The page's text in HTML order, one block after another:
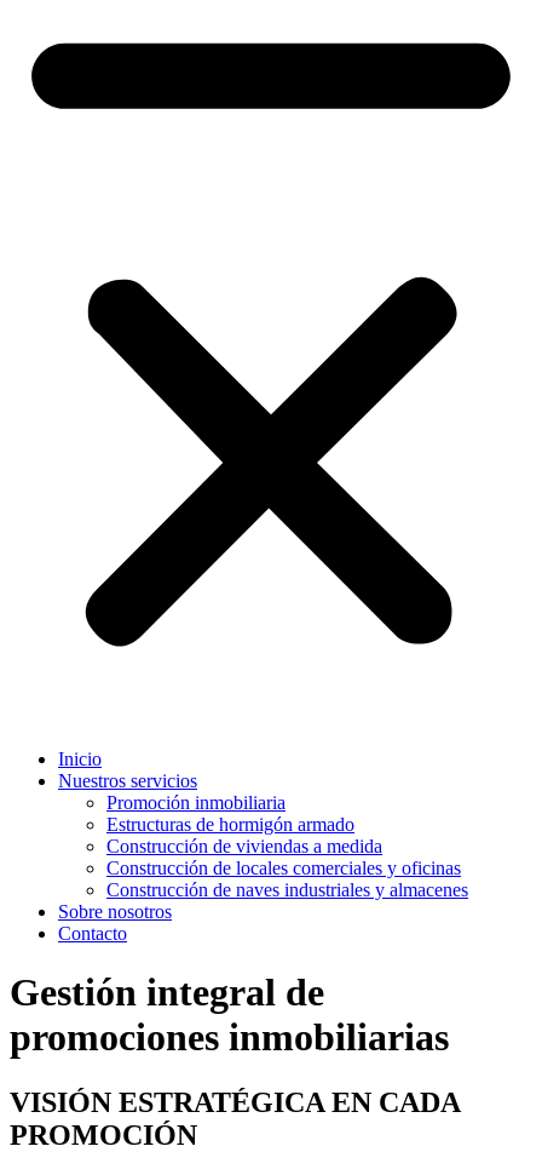
Inicio
Nuestros servicios
Promoción inmobiliaria
Estructuras de hormigón armado
Construcción de viviendas a medida
Construcción de locales comerciales y oficinas
Construcción de naves industriales y almacenes
Sobre nosotros
Contacto
Gestión integral de
promociones inmobiliarias
VISIÓN ESTRATÉGICA EN CADA
PROMOCIÓN